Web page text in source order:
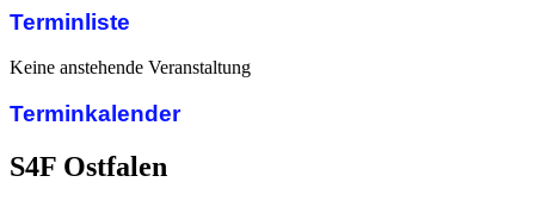
Terminliste
Keine anstehende Veranstaltung
Terminkalender
S4F Ostfalen